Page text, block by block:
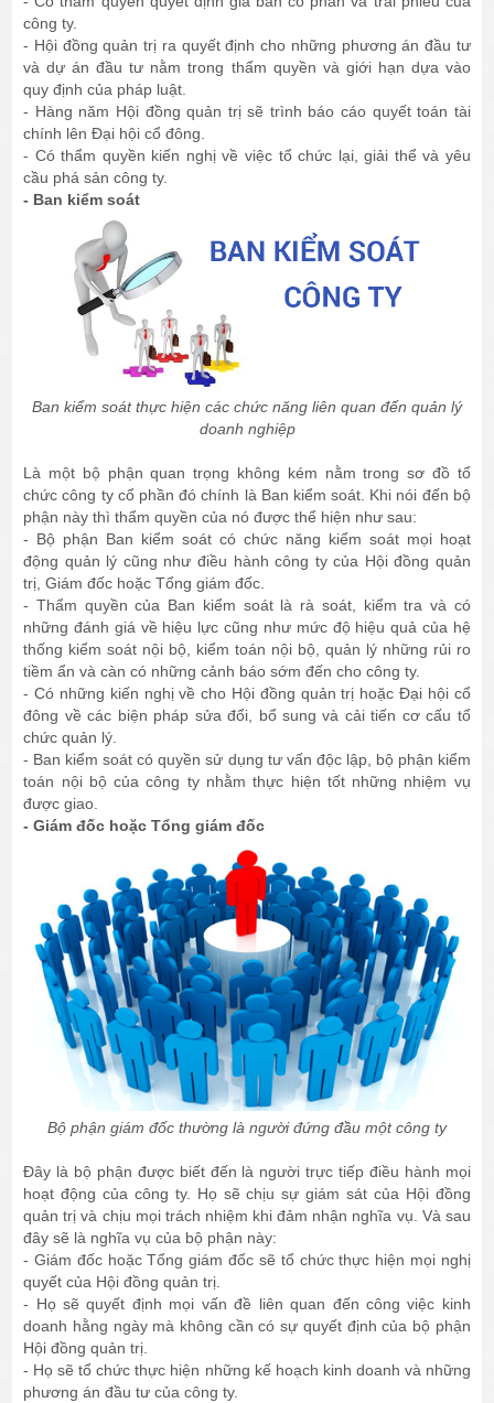
công ty.
- Hội đồng quản trị ra quyết định cho những phương án đầu tư
và dự án đầu tư nằm trong thẩm quyền và giới hạn dựa vào
quy định của pháp luật.
- Hàng năm Hội đồng quản trị sẽ trình báo cáo quyết toán tài
chính lên Đại hội cổ đông.
- Có thẩm quyền kiến nghị về việc tổ chức lại, giải thể và yêu
cầu phá sản công ty.
- Ban kiểm soát
Ban kiểm soát thực hiện các chức năng liên quan đến quản lý
doanh nghiệp
Là một bộ phận quan trọng không kém nằm trong sơ đồ tổ
chức công ty cổ phần đó chính là Ban kiểm soát. Khi nói đến bộ
phận này thì thẩm quyền của nó được thể hiện như sau:
- Bộ phận Ban kiểm soát có chức năng kiểm soát mọi hoạt
động quản lý cũng như điều hành công ty của Hội đồng quản
trị, Giám đốc hoặc Tổng giám đốc.
- Thẩm quyền của Ban kiểm soát là rà soát, kiểm tra và có
những đánh giá về hiệu lực cũng như mức độ hiệu quả của hệ
thống kiểm soát nội bộ, kiểm toán nội bộ, quản lý những rủi ro
tiềm ẩn và càn có những cảnh báo sớm đến cho công ty.
- Có những kiến nghị về cho Hội đồng quản trị hoặc Đại hội cổ
đông về các biện pháp sửa đổi, bổ sung và cải tiến cơ cấu tổ
chức quản lý.
- Ban kiểm soát có quyền sử dụng tư vấn độc lập, bộ phận kiểm
toán nội bộ của công ty nhằm thực hiện tốt những nhiệm vụ
được giao.
- Giám đốc hoặc Tổng giám đốc
Bộ phận giám đốc thường là người đứng đầu một công ty
Đây là bộ phận được biết đến là người trực tiếp điều hành mọi
hoạt động của công ty. Họ sẽ chịu sự giám sát của Hội đồng
quản trị và chịu mọi trách nhiệm khi đảm nhận nghĩa vụ. Và sau
đây sẽ là nghĩa vụ của bộ phận này:
- Giám đốc hoặc Tổng giám đốc sẽ tổ chức thực hiện mọi nghị
quyết của Hội đồng quản trị.
- Họ sẽ quyết định mọi vấn đề liên quan đến công việc kinh
doanh hằng ngày mà không cần có sự quyết định của bộ phận
Hội đồng quản trị.
- Họ sẽ tổ chức thực hiện những kế hoạch kinh doanh và những
phương án đầu tư của công ty.